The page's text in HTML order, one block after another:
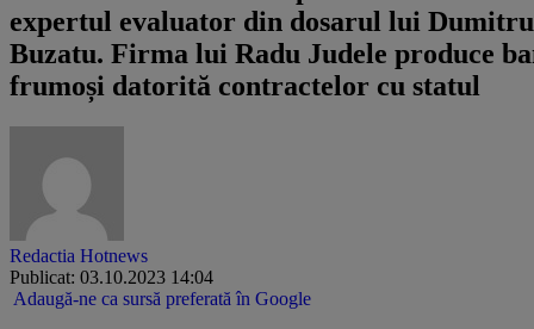
expertul evaluator din dosarul lui Dumitru
Buzatu. Firma lui Radu Judele produce
frumoși datorită contractelor cu statul
Redactia Hotnews
Publicat: 03.10.2023 14:04
Adaugă-ne ca sursă preferată în Google